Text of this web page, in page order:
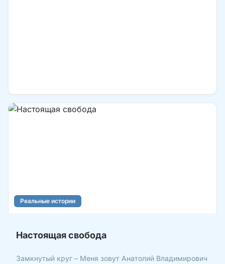
Реальные истории
Настоящая свобода
Замкнутый круг – Меня зовут Анатолий Владимирович